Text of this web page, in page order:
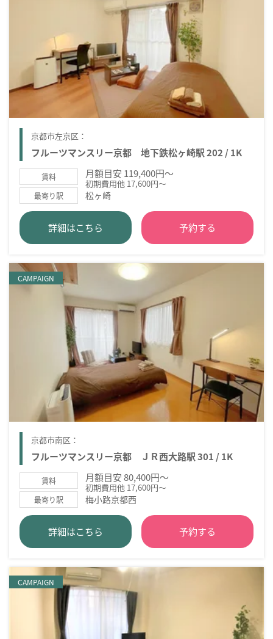
京都市左京区：
フルーツマンスリー京都 地下鉄松ヶ崎駅 202 / 1K
賃料 月額目安 119,400円～
初期費用他 17,600円～
最寄り駅 松ヶ崎
詳細はこちら 予約する
CAMPAIGN
京都市南区：
フルーツマンスリー京都 ＪＲ西大路駅 301 / 1K
賃料 月額目安 80,400円～
初期費用他 17,600円～
最寄り駅 梅小路京都西
詳細はこちら 予約する
CAMPAIGN